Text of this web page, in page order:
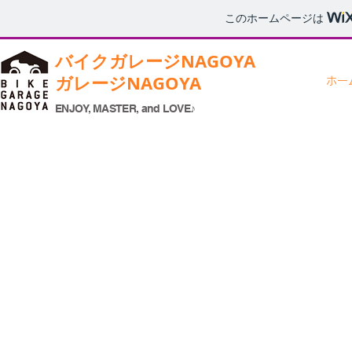
このホームページは
バイクガレージNAGOYA
ガレージNAGOYA
ENJOY, MASTER, and LOVE♪
ホー